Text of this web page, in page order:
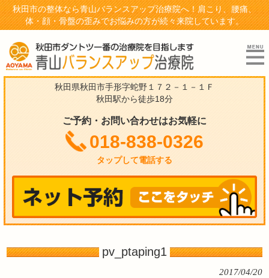
秋田市の整体なら青山バランスアップ治療院へ！肩こり、腰痛、
体・顔・骨盤の歪みでお悩みの方が続々来院しています。
秋田県秋田市手形字蛇野１７２－１－１Ｆ
秋田駅から徒歩18分
ご予約・お問い合わせはお気軽に
018-838-0326
タップして電話する
pv_ptaping1
2017/04/20